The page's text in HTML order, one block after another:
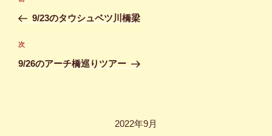
ナ
ビ
ゲ
の
稿
9/23のタウシュベツ川橋梁
次
の
次
9/26のアーチ橋巡りツアー
2022年9月